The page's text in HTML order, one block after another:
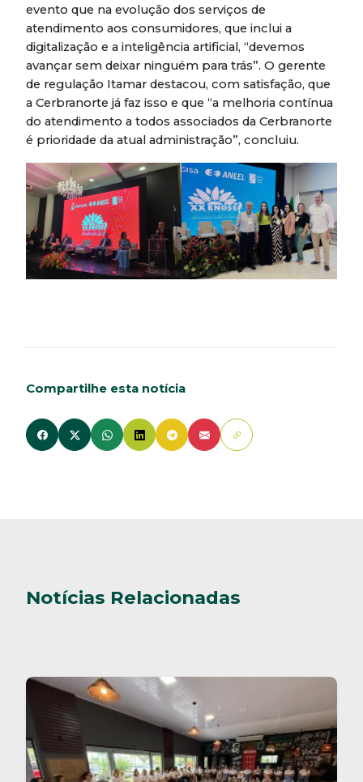
evento que na evolução dos serviços de
atendimento aos consumidores, que inclui a
digitalização e a inteligência artificial, “devemos
avançar sem deixar ninguém para trás”. O gerente
de regulação Itamar destacou, com satisfação, que
a Cerbranorte já faz isso e que “a melhoria contínua
do atendimento a todos associados da Cerbranorte
é prioridade da atual administração”, concluiu.
Compartilhe esta notícia
Notícias Relacionadas